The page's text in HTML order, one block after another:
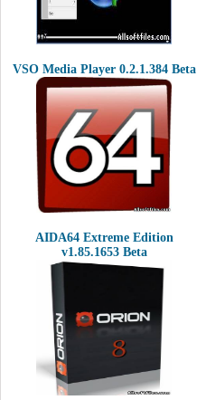
VSO Media Player 0.2.1.384 Beta
AIDA64 Extreme Edition
v1.85.1653 Beta